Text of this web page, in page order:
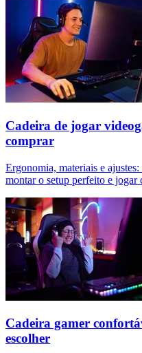
Cadeira de jogar
comprar
Ergonomia, materiais e
montar o setup perfeito e jogar
Cadeira gamer
escolher